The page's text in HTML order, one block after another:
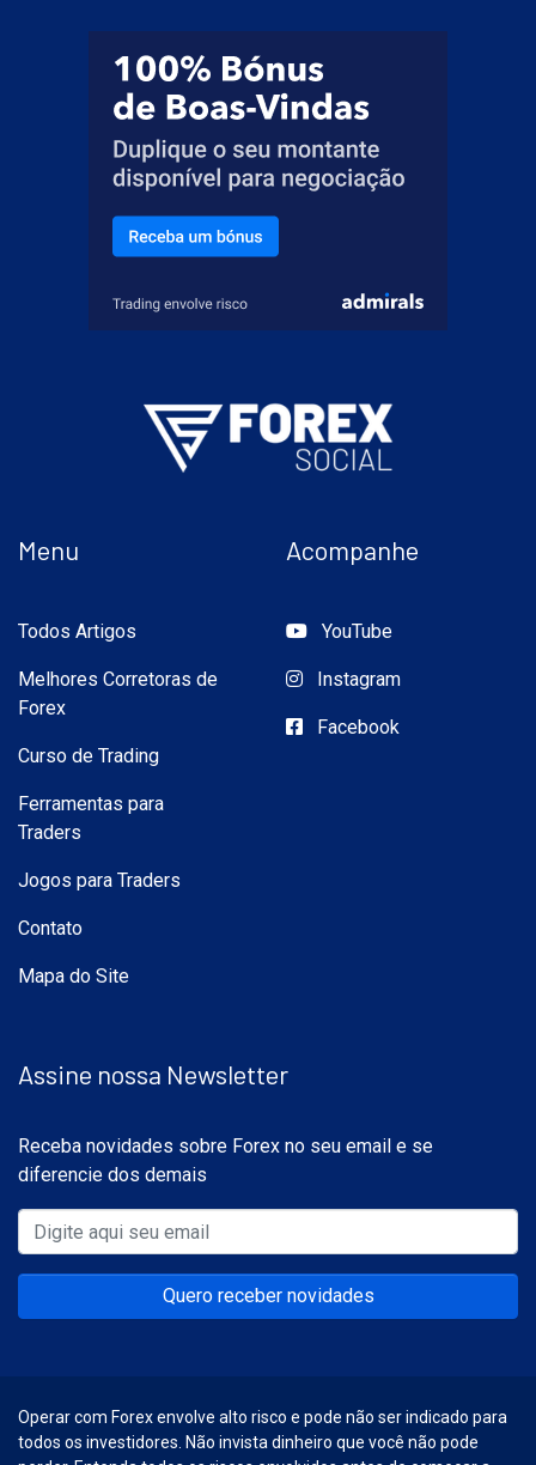
Menu
Todos Artigos
Melhores Corretoras de
Forex
Curso de Trading
Ferramentas para
Traders
Jogos para Traders
Contato
Mapa do Site
Acompanhe
YouTube
Instagram
Facebook
Assine nossa Newsletter
Receba novidades sobre Forex no seu email e se
diferencie dos demais
Quero receber novidades
Operar com Forex envolve alto risco e pode não ser indicado para
todos os investidores. Não invista dinheiro que você não pode